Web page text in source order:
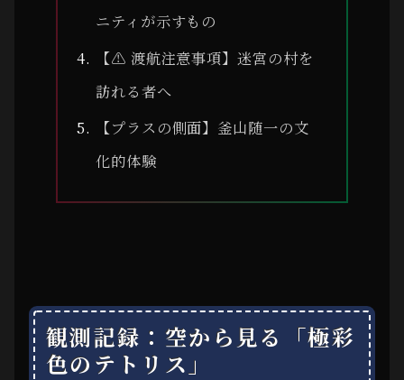
ニティが示すもの
【⚠ 渡航注意事項】迷宮の村を
訪れる者へ
【プラスの側面】釜山随一の文
化的体験
観測記録：空から見る「極彩
色のテトリス」